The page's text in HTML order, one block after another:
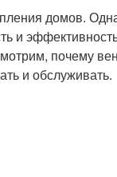
домов.
и
почему
и обслуживать.